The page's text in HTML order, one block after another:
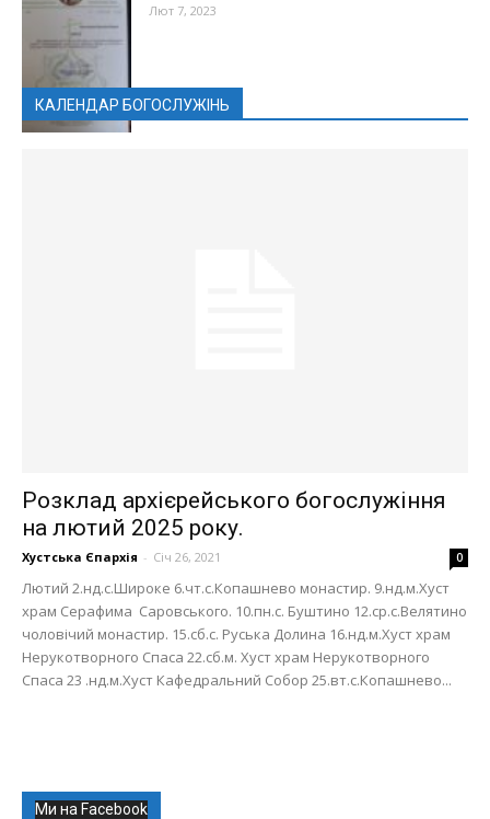
Лют 7, 2023
КАЛЕНДАР БОГОСЛУЖІНЬ
Розклад архієрейського богослужіння
на лютий 2025 року.
Хустська Єпархія - Січ 26, 2021 0
Лютий 2.нд.с.Широке 6.чт.с.Копашнево монастир. 9.нд.м.Хуст
храм Серафима Саровського. 10.пн.с. Буштино 12.ср.с.Велятино
чоловічий монастир. 15.сб.с. Руська Долина 16.нд.м.Хуст храм
Нерукотворного Спаса 22.сб.м. Хуст храм Нерукотворного
Спаса 23 .нд.м.Хуст Кафедральний Собор 25.вт.с.Копашнево...
Ми на Facebook